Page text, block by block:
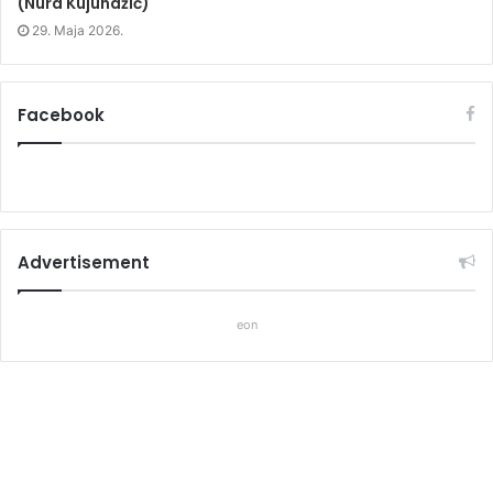
29. Maja 2026.
Facebook
Advertisement
eon